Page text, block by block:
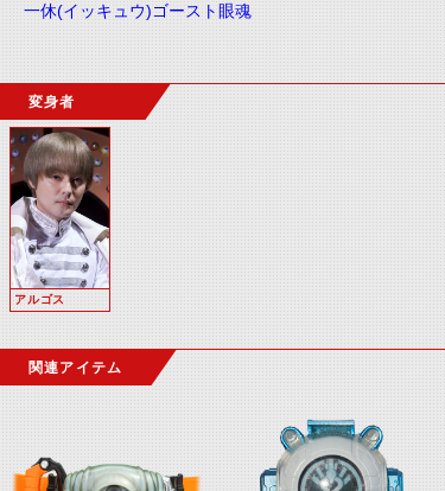
一休(イッキュウ)ゴースト眼魂
変身者
アルゴス
関連アイテム